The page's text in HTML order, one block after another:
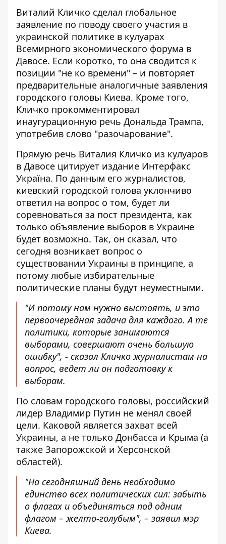
Виталий Кличко сделал глобальное
заявление по поводу своего участия в
украинской политике в кулуарах
Всемирного экономического форума в
Давосе. Если коротко, то она сводится к
позиции "не ко времени" – и повторяет
предварительные аналогичные заявления
городского головы Киева. Кроме того,
Кличко прокомментировал
инаугурационную речь Дональда Трампа,
употребив слово "разочарование".
Прямую речь Виталия Кличко из кулуаров
в Давосе цитирует издание Интерфакс
Україна. По данным его журналистов,
киевский городской голова уклончиво
ответил на вопрос о том, будет ли
соревноваться за пост президента, как
только объявление выборов в Украине
будет возможно. Так, он сказал, что
сегодня возникает вопрос о
существовании Украины в принципе, а
потому любые избирательные
политические планы будут неуместными.
"И потому нам нужно выстоять, и это
первоочередная задача для каждого. А те
политики, которые занимаются
выборами, совершают очень большую
ошибку", - сказал Кличко журналистам на
вопрос, ведет ли он подготовку к
выборам.
По словам городского головы, российский
лидер Владимир Путин не менял своей
цели. Каковой является захват всей
Украины, а не только Донбасса и Крыма (а
также Запорожской и Херсонской
областей).
"На сегодняшний день необходимо
единство всех политических сил: забыть
о флагах и объединяться под одним
флагом – желто-голубым", – заявил мэр
Киева.